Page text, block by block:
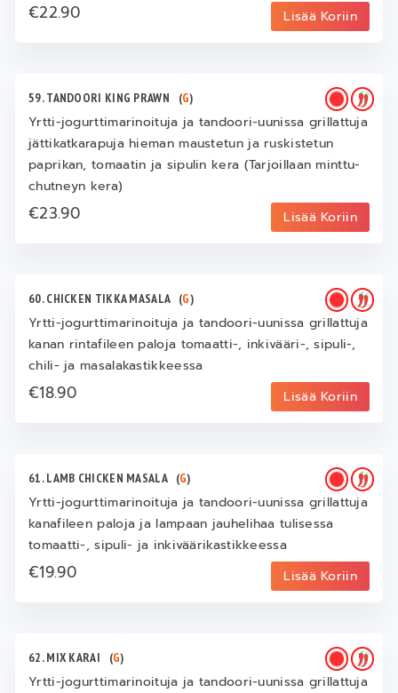
€22.90 Lisää Koriin
59. TANDOORI KING PRAWN (G)
Yrtti-jogurttimarinoituja ja tandoori-uunissa grillattuja
jättikatkarapuja hieman maustetun ja ruskistetun
paprikan, tomaatin ja sipulin kera (Tarjoillaan minttu-
chutneyn kera)
€23.90 Lisää Koriin
60. CHICKEN TIKKA MASALA (G)
Yrtti-jogurttimarinoituja ja tandoori-uunissa grillattuja
kanan rintafileen paloja tomaatti-, inkivääri-, sipuli-,
chili- ja masalakastikkeessa
€18.90 Lisää Koriin
61. LAMB CHICKEN MASALA (G)
Yrtti-jogurttimarinoituja ja tandoori-uunissa grillattuja
kanafileen paloja ja lampaan jauhelihaa tulisessa
tomaatti-, sipuli- ja inkiväärikastikkeessa
€19.90 Lisää Koriin
62. MIX KARAI (G)
Yrtti-jogurttimarinoituja ja tandoori-uunissa grillattuja